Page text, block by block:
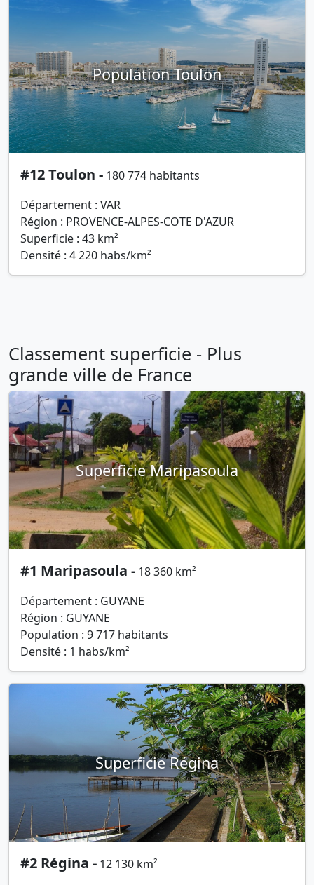
Population Toulon
#12 Toulon - 180 774 habitants
Département : VAR
Région : PROVENCE-ALPES-COTE D'AZUR
Superficie : 43 km²
Densité : 4 220 habs/km²
Classement superficie - Plus
grande ville de France
Superficie Maripasoula
#1 Maripasoula - 18 360 km²
Département : GUYANE
Région : GUYANE
Population : 9 717 habitants
Densité : 1 habs/km²
Superficie Régina
#2 Régina - 12 130 km²